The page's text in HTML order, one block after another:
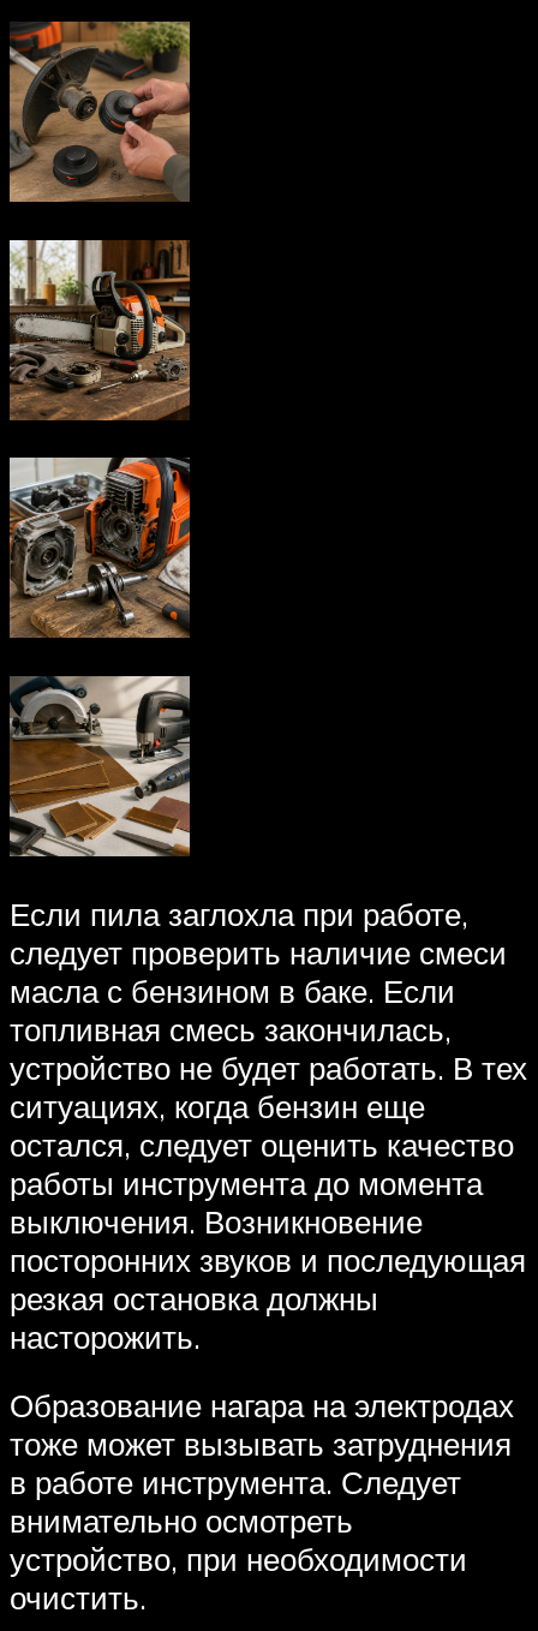
Если пила заглохла при работе,
следует проверить наличие смеси
масла с бензином в баке. Если
топливная смесь закончилась,
устройство не будет работать. В тех
ситуациях, когда бензин еще
остался, следует оценить качество
работы инструмента до момента
выключения. Возникновение
посторонних звуков и последующая
резкая остановка должны
насторожить.
Образование нагара на электродах
тоже может вызывать затруднения
в работе инструмента. Следует
внимательно осмотреть
устройство, при необходимости
очистить.